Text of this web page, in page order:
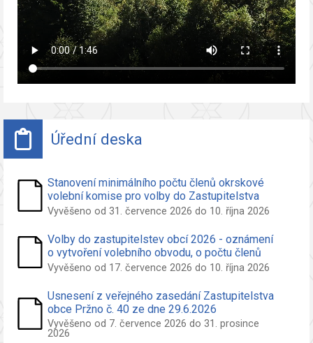
Úřední deska
Stanovení minimálního počtu členů okrskové
volební komise pro volby do Zastupitelstva
obce Pržno
Vyvěšeno od 31. července 2026 do 10. října 2026
Volby do zastupitelstev obcí 2026 - oznámení
o vytvoření volebního obvodu, o počtu členů
zastupitelstva volených ve volebním obvodu a
nezávislého kandidáta a sdružení nezáv.
kandidátů
Vyvěšeno od 17. července 2026 do 10. října 2026
Usnesení z veřejného zasedání Zastupitelstva
obce Pržno č. 40 ze dne 29.6.2026
Vyvěšeno od 7. července 2026 do 31. prosince
2026